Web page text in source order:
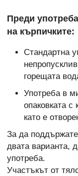
Преди
на кърпичките:
Стандартна
горещата
Употреба в
опаковката с
като е
За да
двата варианта,
употреба.
Участъкът от